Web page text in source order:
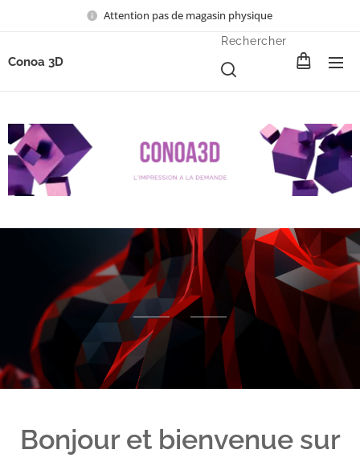
Attention pas de magasin physique
Conoa 3D
Rechercher
Bonjour et bienvenue sur